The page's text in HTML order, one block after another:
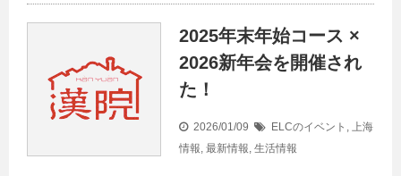
2025年末年始コース ×
2026新年会を開催され
た！
2026/01/09 ELCのイベント , 上海
情報, 最新情報, 生活情報